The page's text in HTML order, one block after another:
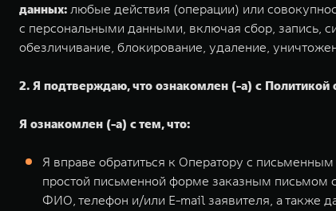
данных: любые действия (операции) или
с персональными данными, включая сбор, запись,
обезличивание, блокирование, удаление,
2. Я подтверждаю, что ознакомлен (-а) с
Я ознакомлен (-а) с тем, что:
Я вправе обратиться к Оператору с
простой письменной форме заказным письмом
ФИО, телефон и/или E-mail заявителя, а также